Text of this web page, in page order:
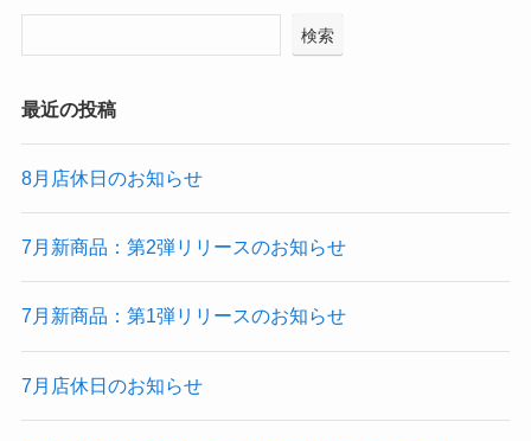
検索
最近の投稿
8月店休日のお知らせ
7月新商品：第2弾リリースのお知らせ
7月新商品：第1弾リリースのお知らせ
7月店休日のお知らせ